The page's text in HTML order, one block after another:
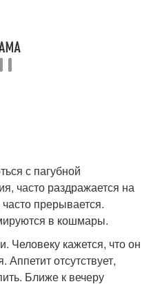
с пагубной
часто раздражается на
прерывается.
в кошмары.
Человеку кажется, что он
Аппетит отсутствует,
Ближе к вечеру